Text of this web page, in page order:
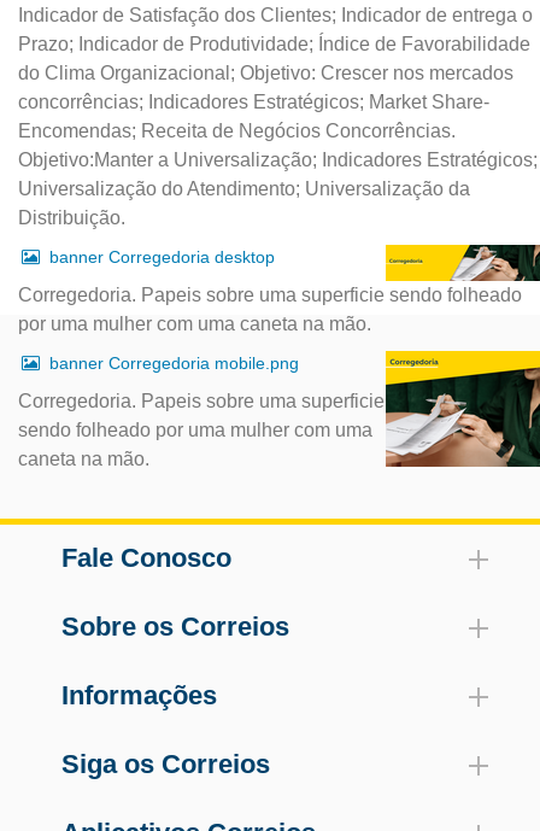
Indicador de Satisfação dos Clientes; Indicador de entrega o
Prazo; Indicador de Produtividade; Índice de Favorabilidade
do Clima Organizacional; Objetivo: Crescer nos mercados
concorrências; Indicadores Estratégicos; Market Share-
Encomendas; Receita de Negócios Concorrências.
Objetivo:Manter a Universalização; Indicadores Estratégicos;
Universalização do Atendimento; Universalização da
Distribuição.
banner Corregedoria desktop
Corregedoria. Papeis sobre uma superficie sendo folheado
por uma mulher com uma caneta na mão.
banner Corregedoria mobile.png
Corregedoria. Papeis sobre uma superficie
sendo folheado por uma mulher com uma
caneta na mão.
Fale Conosco
Sobre os Correios
Informações
Siga os Correios